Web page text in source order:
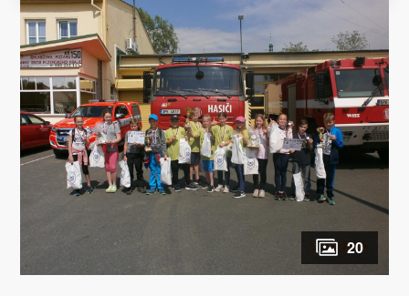
škol. Nejvyšší metu získalo družstvo žáků
z Masarykovy ZŠ Klenčí pod Čerchovem,
druhé místo vybojovalo družstvo ze ZŠ
Mrákov, třetí pak družstvo z Masarykovy ZŠ
Kdyně. První dvě vítězná družstva se těší na
pokračování soutěže v krajském kole dne 12.
6. 2018 na požární stanici v Plzni – Košutka.
Zdroj: Mgr. Petr Poncar – HZS Plzeňského
kraje Foto: HZS Plzeňského kraje
FOTOGALERIE
20